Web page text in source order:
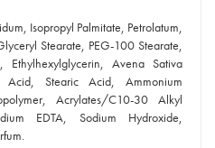
Isopropyl Palmitate, Petrolatum,
Stearate, PEG-100 Stearate,
Ethylhexylglycerin, Avena Sativa
Stearic Acid, Ammonium
Acrylates/C10-30 Alkyl
EDTA, Sodium Hydroxide,